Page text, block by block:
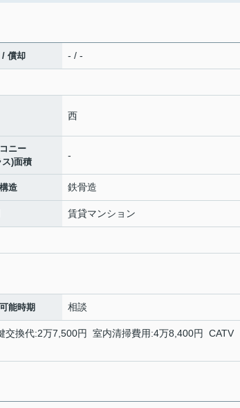
/ 償却 - / -
西
ニー
ス)面積
-
造 鉄骨造
賃貸マンション
能時期 相談
換代:2万7,500円 室内清掃費用:4万8,400円 CATV